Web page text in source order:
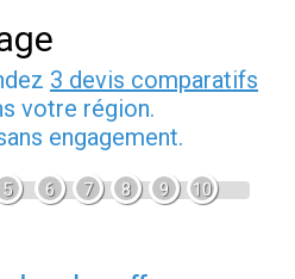
3 devis comparatifs
votre région.
engagement.
5 6 7 8 9 10